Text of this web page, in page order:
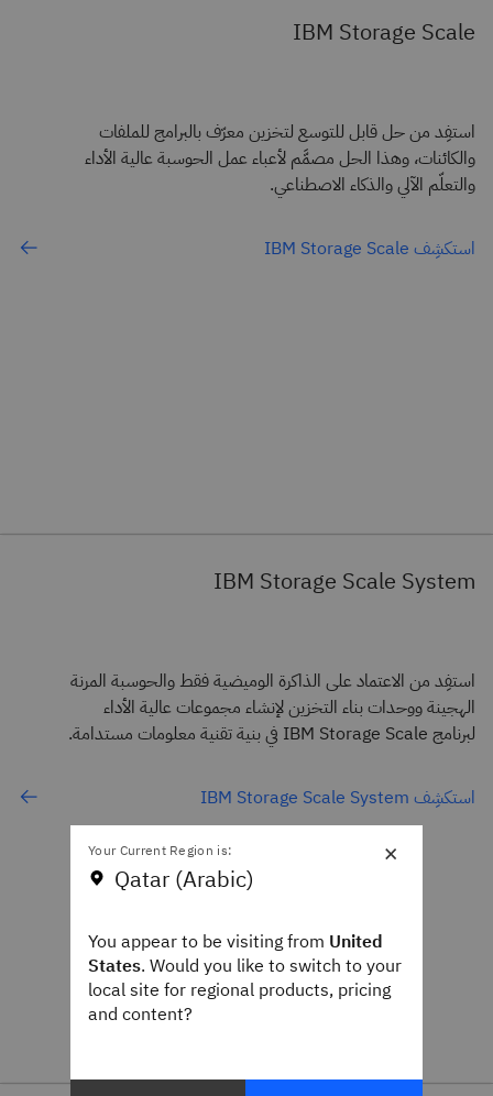
IBM Storage Scale
استفِد من حل قابل للتوسع لتخزين معرّف بالبرامج للملفات
والكائنات، وهذا الحل مصمَّم لأعباء عمل الحوسبة عالية الأداء
والتعلّم الآلي والذكاء الاصطناعي.
استكشِف IBM Storage Scale
IBM Storage Scale System
استفِد من الاعتماد على الذاكرة الوميضية فقط والحوسبة المرنة
الهجينة ووحدات بناء التخزين لإنشاء مجموعات عالية الأداء
لبرنامج IBM Storage Scale في بنية تقنية معلومات مستدامة.
استكشِف IBM Storage Scale System
×
Your Current Region is:
Qatar (Arabic)
You appear to be visiting from United
States. Would you like to switch to your
local site for regional products, pricing
and content?